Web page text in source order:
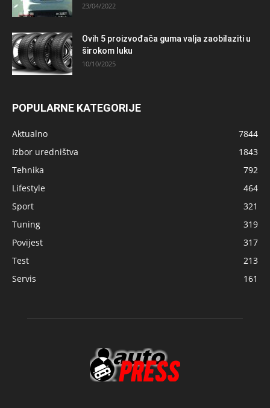
23/04/2022
Ovih 5 proizvođača guma valja zaobilaziti u
širokom luku
10/10/2025
POPULARNE KATEGORIJE
Aktualno
7844
Izbor uredništva
1843
Tehnika
792
Lifestyle
464
Sport
321
Tuning
319
Povijest
317
Test
213
Servis
161